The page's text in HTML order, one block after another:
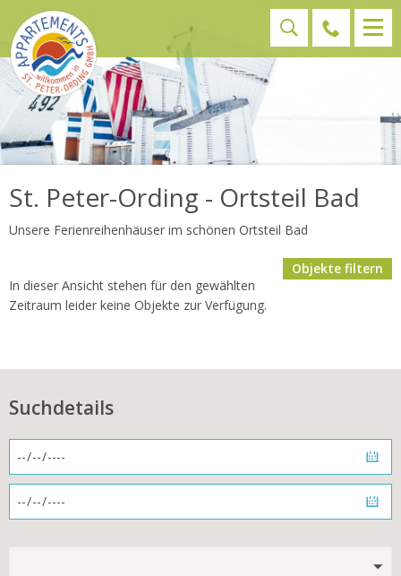
St. Peter-Ording - Ortsteil Bad
Unsere Ferienreihenhäuser im schönen Ortsteil Bad
Objekte filtern
In dieser Ansicht stehen für den gewählten
Zeitraum leider keine Objekte zur Verfügung.
Suchdetails